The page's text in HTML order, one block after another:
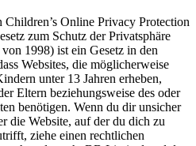
Children’s Online Privacy Protection
zum Schutz der Privatsphäre
1998) ist ein Gesetz in den
Websites, die möglicherweise
unter 13 Jahren erheben,
Eltern beziehungsweise des oder
benötigen. Wenn du dir unsicher
die Website, auf der du dich zu
ziehe einen rechtlichen